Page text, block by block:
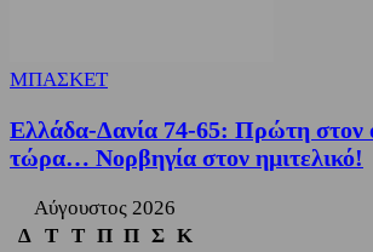
ΜΠΑΣΚΕΤ
Ελλάδα-Δανία 74-65: Πρώτη στον
τώρα… Νορβηγία στον ημιτελικό!
Αύγουστος 2026
Δ
Τ Τ Π Π Σ Κ